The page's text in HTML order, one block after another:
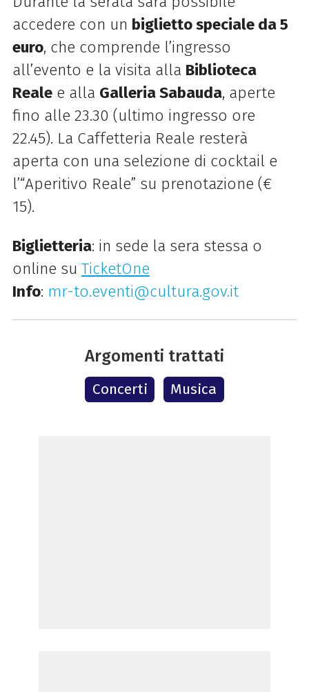
accedere con un biglietto speciale da 5
euro, che comprende l’ingresso
all’evento e la visita alla Biblioteca
Realee alla Galleria Sabauda, aperte
fino alle 23.30 (ultimo ingresso ore
22.45). La Caffetteria Reale resterà
aperta con una selezione di cocktail e
l’“Aperitivo Reale” su prenotazione (€
15).
Biglietteria: in sede la sera stessa o
online su TicketOne
Info: mr-to.eventi@cultura.gov.it
Argomenti trattati
Concerti Musica